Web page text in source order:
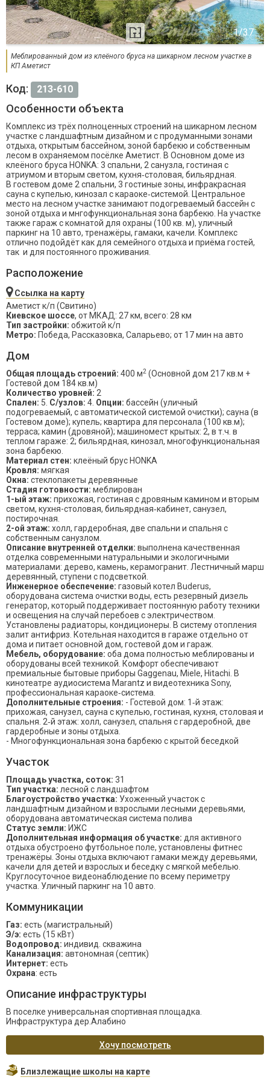
Меблированный дом из клеёного бруса на шикарном лесном участке в
КП Аметист
Код: 213-610
Особенности объекта
Комплекс из трёх полноценных строений на шикарном лесном
участке с ландшафтным дизайном и с продуманными зонами
отдыха, открытым бассейном, зоной барбекю и собственным
лесом в охраняемом посёлке Аметист. В Основном доме из
клеёного бруса HONKA: 3 спальни, 2 санузла, гостиная с
атриумом и вторым светом, кухня‑столовая, бильярдная.
В гостевом доме 2 спальни, 3 гостиные зоны, инфракрасная
сауна с купелью, кинозал с караоке‑системой. Центральное
место на лесном участке занимают подогреваемый бассейн с
зоной отдыха и мнгофункциональная зона барбекю. На участке
также гараж с комнатой для охраны (100 кв. м), уличный
паркинг на 10 авто, тренажёры, гамаки, качели. Комплекс
отлично подойдёт как для семейного отдыха и приёма гостей,
так и для постоянного проживания.
Расположение
Ссылка на карту
Аметист к/п (Свитино)
Киевское шоссе, от МКАД: 27 км, всего: 28 км
Тип застройки: обжитой к/п
Метро: Победа, Рассказовка, Саларьево; от 17 мин на авто
Дом
Общая площадь строений: 400 м2 (Основной дом 217 кв.м +
Гостевой дом 184 кв.м)
Количество уровней: 2
Спален: 5. С/узлов: 4. Опции: бассейн (уличный
подогреваемый, с автоматической системой очистки); сауна (в
Гостевом доме); купель; квартира для персонала (100 кв.м);
терраса; камин (дровяной); машиномест крытых: 2, в т.ч. в
теплом гараже: 2; бильярдная, кинозал, многофункциональная
зона барбекю.
Материал стен: клеёный брус HONKA
Кровля: мягкая
Окна: стеклопакеты деревянные
Стадия готовности: меблирован
1-ый этаж: прихожая, гостиная с дровяным камином и вторым
светом, кухня-столовая, бильярдная‑кабинет, санузел,
постирочная.
2-ой этаж: холл, гардеробная, две спальни и спальня с
собственным санузлом.
Описание внутренней отделки: выполнена качественная
отделка современными натуральными и экологичными
материалами: дерево, камень, керамогранит. Лестничный марш
деревянный, ступени с подсветкой.
Инженерное обеспечение: газовый котел Buderus,
оборудована система очистки воды, есть резервный дизель
генератор, который поддерживает постоянную работу техники
и освещения на случай перебоев с электричеством.
Установлены радиаторы, кондиционеры. В систему отопления
залит антифриз. Котельная находится в гараже отдельно от
дома и питает основной дом, гостевой дом и гараж.
Мебель, оборудование: оба дома полностью меблированы и
оборудованы всей техникой. Комфорт обеспечивают
премиальные бытовые приборы Gaggenau, Miele, Hitachi. В
кинотеатре аудиосистема Marantz и видеотехника Sony,
профессиональная караоке‑система.
Дополнительные строения: - Гостевой дом: 1‑й этаж:
прихожая, санузел, сауна с купелью, гостиная, кухня, столовая и
спальня. 2‑й этаж: холл, санузел, спальня с гардеробной, две
гардеробные и зоны отдыха.
- Многофункциональная зона барбекю с крытой беседкой
Участок
Площадь участка, соток: 31
Тип участка: лесной с ландшафтом
Благоустройство участка: Ухоженный участок с
ландшафтным дизайном и взрослыми лесными деревьями,
оборудована автоматическая система полива
Статус земли: ИЖС
Дополнительная информация об участке: для активного
отдыха обустроено футбольное поле, установлены фитнес
тренажёры. Зоны отдыха включают гамаки между деревьями,
качели для детей и взрослых и беседку с мягкой мебелью.
Круглосуточное видеонаблюдение по всему периметру
участка. Уличный паркинг на 10 авто.
Коммуникации
Газ: есть (магистральный)
Э/э: есть (15 кВт)
Водопровод: индивид. скважина
Канализация: автономная (септик)
Интернет: есть
Охрана: есть
Описание инфраструктуры
В поселке универсальная спортивная площадка.
Инфраструктура дер.Алабино
Хочу посмотреть
Близлежащие школы на карте